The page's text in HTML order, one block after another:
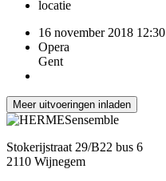
locatie
16 november 2018 12:30
Opera
Gent
Meer uitvoeringen inladen
Stokerijstraat 29/B22 bus 6
2110 Wijnegem